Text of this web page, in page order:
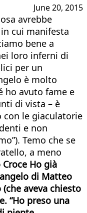
June 20, 2015
avrebbe
cui manifesta
bene a
loro inferni di
per un
è molto
ho avuto fame e
di vista – è
con le giaculatorie
e non
Temo che se
a meno
Croce Ho già
di Matteo
aveva chiesto
“Ho preso una